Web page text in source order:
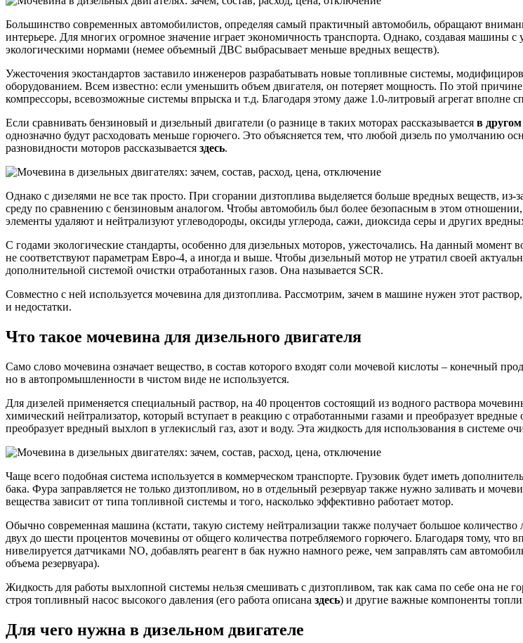
зачем,
состав,
расход,
цена,
Большинство современных автомобилистов, определяя самый практичный автомобиль, обращают
интерьере. Для многих огромное значение играет экономичность транспорта. Однако, создавая машины
экологическими нормами (немее объемный ДВС выбрасывает меньше вредных веществ).
Ужесточения экостандартов заставило инженеров разрабатывать новые топливные системы,
оборудованием. Всем известно: если уменьшить объем двигателя, он потеряет мощность. По этой
компрессоры, всевозможные системы впрыска и т.д. Благодаря этому даже 1.0-литровый агрегат вполне
Если сравнивать бензиновый и дизельный двигатели (о разнице в таких моторах рассказывается в другом
однозначно будут расходовать меньше горючего. Это объясняется тем, что любой дизель по умолчанию
разновидности моторов рассказывается здесь.
Однако с дизелями не все так просто. При сгорании дизтоплива выделяется больше вредных веществ,
среду по сравнению с бензиновым аналогом. Чтобы автомобиль был более безопасным в этом
элементы удаляют и нейтрализуют углеводороды, оксиды углерода, сажи, диоксида серы и других
С годами экологические стандарты, особенно для дизельных моторов, ужесточались. На данный момент
не соответствуют параметрам Евро-4, а иногда и выше. Чтобы дизельный мотор не утратил своей
дополнительной системой очистки отработанных газов. Она называется SCR.
Совместно с ней используется мочевина для дизтоплива. Рассмотрим, зачем в машине нужен этот
и недостатки.
Что такое мочевина для дизельного двигателя
Само слово мочевина означает вещество, в состав которого входят соли мочевой кислоты – конечный
но в автопромышленности в чистом виде не используется.
Для дизелей применяется специальный раствор, на 40 процентов состоящий из водного раствора
химический нейтрализатор, который вступает в реакцию с отработанными газами и преобразует
преобразует вредный выхлоп в углекислый газ, азот и воду. Эта жидкость для использования в системе
Чаще всего подобная система используется в коммерческом транспорте. Грузовик будет иметь
бака. Фура заправляется не только дизтопливом, но в отдельный резервуар также нужно заливать и
вещества зависит от типа топливной системы и того, насколько эффективно работает мотор.
Обычно современная машина (кстати, такую систему нейтрализации также получает большое количество
двух до шести процентов мочевины от общего количества потребляемого горючего. Благодаря тому, что
нивелируется датчиками NO, добавлять реагент в бак нужно намного реже, чем заправлять сам
объема резервуара).
Жидкость для работы выхлопной системы нельзя смешивать с дизтопливом, так как сама по себе она не
строя топливный насос высокого давления (его работа описана здесь) и другие важные компоненты
Для чего нужна в дизельном двигателе